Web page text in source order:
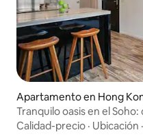
Apartamento en Hong
Tranquilo oasis en el
acristalamiento
Calidad-precio · Ubicación ·